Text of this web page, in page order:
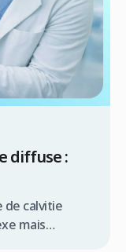
diffuse :
de calvitie
mais